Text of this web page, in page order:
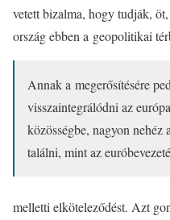
vetett bizalma, hogy tudják,
ország ebben a geopolitikai
Annak a megerősítésére
visszaintegrálódni az
közösségbe, nagyon
találni, mint az
melletti elköteleződést. Azt